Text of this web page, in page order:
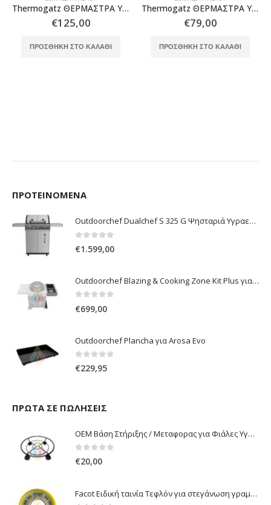
Thermogatz ΘΕΡΜΑΣΤΡΑ ΥΓΡΑΕΡΙΟΥ BLUE FLAME TG 4200 BF
€125,00
ΠΡΟΣΘΉΚΗ ΣΤΟ ΚΑΛΆΘΙ
Thermogatz ΘΕΡΜΑΣΤΡΑ ΥΓΡΑΕΡΙΟΥ TG MINI 4.2KW BLACK
€79,00
ΠΡΟΣΘΉΚΗ ΣΤΟ ΚΑΛΆΘΙ
ΠΡΟΤΕΙΝΌΜΕΝΑ
Outdoorchef Dualchef S 325 G Ψησταριά Υγραερίου
€1.599,00
Outdoorchef Blazing & Cooking Zone Kit Plus για Ψησταριά Arosa Evo
€699,00
Outdoorchef Plancha για Arosa Evo
0out of 5
€229,95
ΠΡΏΤΑ ΣΕ ΠΩΛΉΣΕΙΣ
OEM Βάση Στήριξης / Μεταφορας για Φιάλες Υγραερίου 10 kg & 13 kg με ροδάκια
0out of 5
€20,00
Facot Ειδική ταινία Τεφλόν για στεγάνωση γραμμών αερίου 12m